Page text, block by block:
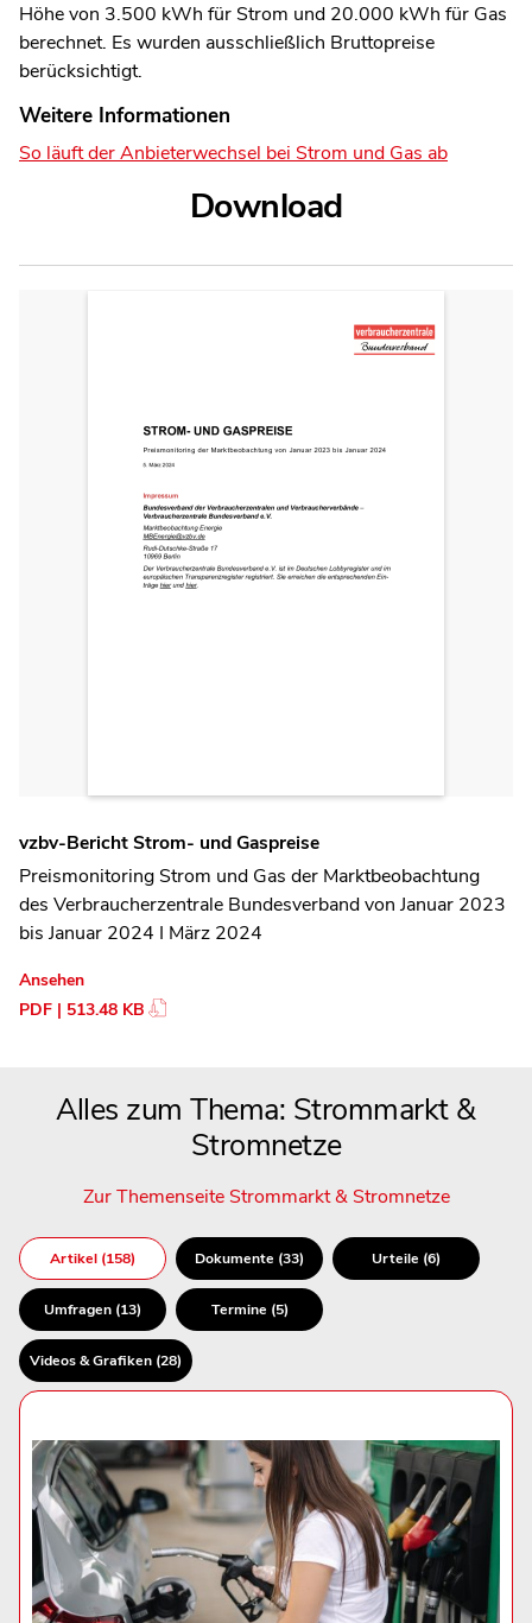
Höhe von 3.500 kWh für Strom und 20.000 kWh für Gas
berechnet. Es wurden ausschließlich Bruttopreise
berücksichtigt.
Weitere Informationen
So läuft der Anbieterwechsel bei Strom und Gas ab
Download
vzbv-Bericht Strom- und Gaspreise
Preismonitoring Strom und Gas der Marktbeobachtung
des Verbraucherzentrale Bundesverband von Januar 2023
bis Januar 2024 I März 2024
Ansehen
PDF | 513.48 KB
Alles zum Thema: Strommarkt &
Stromnetze
Zur Themenseite Strommarkt & Stromnetze
Artikel (158) Dokumente (33) Urteile (6)
Umfragen (13) Termine (5)
Videos & Grafiken (28)